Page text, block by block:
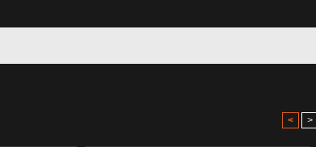
< >